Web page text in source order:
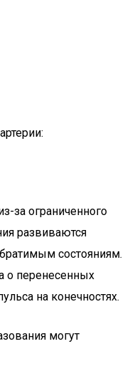
за ограниченного
развиваются
состояниям.
о перенесенных
на конечностях.
могут